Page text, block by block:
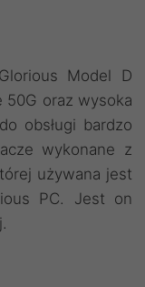
Model D
50G oraz wysoka
obsługi bardzo
wykonane z
używana jest
PC. Jest on